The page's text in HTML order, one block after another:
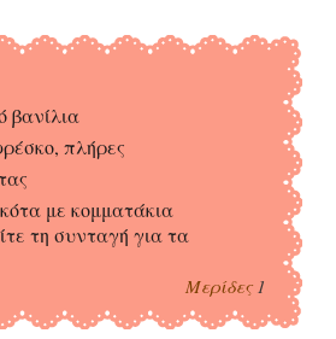
βανίλια
πλήρες
με κομματάκια
τη συνταγή για τα
Μερίδες1